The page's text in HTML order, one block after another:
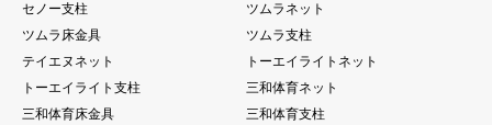
セノー支柱
ツムラネット
ツムラ床金具
ツムラ支柱
テイエヌネット
トーエイライトネット
トーエイライト支柱
三和体育ネット
三和体育床金具
三和体育支柱